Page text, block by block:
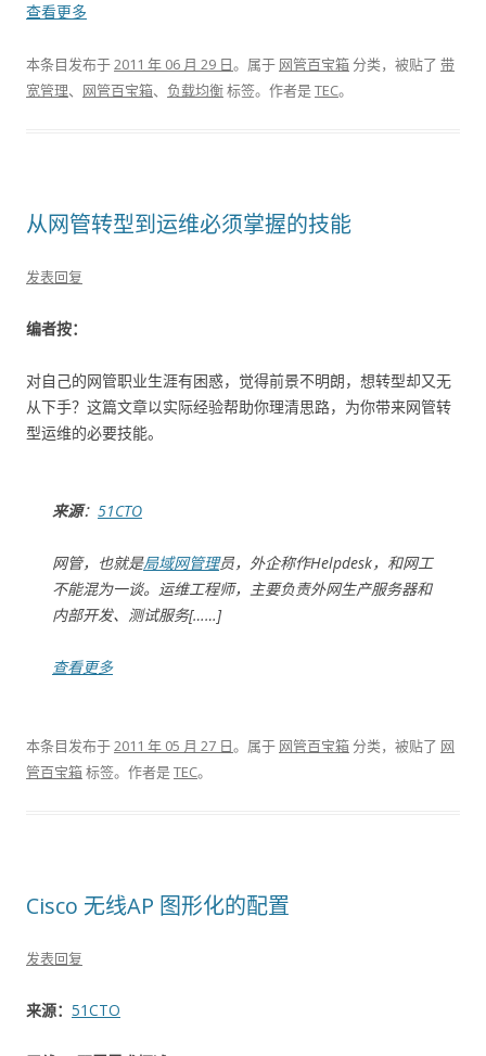
查看更多
本条目发布于2011 年 06 月 29 日。属于 网管百宝箱分类，被贴了 带
宽管理、 网管百宝箱、 负载均衡标签。 作者是TEC。
从网管转型到运维必须掌握的技能
发表回复
编者按：
对自己的网管职业生涯有困惑，觉得前景不明朗，想转型却又无
从下手？这篇文章以实际经验帮助你理清思路，为你带来网管转
型运维的必要技能。
来源： 51CTO
网管，也就是局域网管理员，外企称作Helpdesk，和网工
不能混为一谈。运维工程师，主要负责外网生产服务器和
内部开发、测试服务[……]
查看更多
本条目发布于2011 年 05 月 27 日。属于 网管百宝箱分类，被贴了 网
管百宝箱标签。 作者是TEC。
Cisco 无线AP 图形化的配置
发表回复
来源： 51CTO